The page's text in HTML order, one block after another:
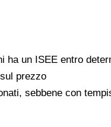
ha un ISEE entro
prezzo
sebbene con